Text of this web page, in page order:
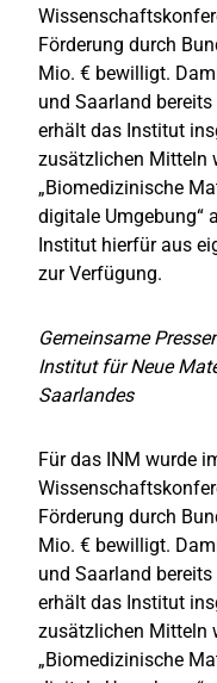
Förderung durch
Mio. € bewilligt.
und Saarland
erhält das Institut
zusätzlichen Mitteln
„Biomedizinische
digitale Umgebung“
Institut hierfür aus
zur Verfügung.
Gemeinsame
Institut für Neue
Saarlandes
Für das INM wurde
Förderung durch
Mio. € bewilligt.
und Saarland
erhält das Institut
zusätzlichen Mitteln
„Biomedizinische